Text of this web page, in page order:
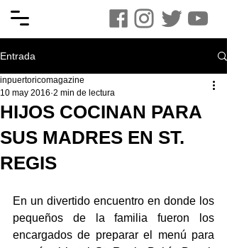
Entrada
HIJOS COCINAN PARA
SUS MADRES EN ST.
REGIS
inpuertoricomagazine
10 may 2016 2 min de lectura
En un divertido encuentro en donde los
pequeños de la familia fueron los
encargados de preparar el menú para